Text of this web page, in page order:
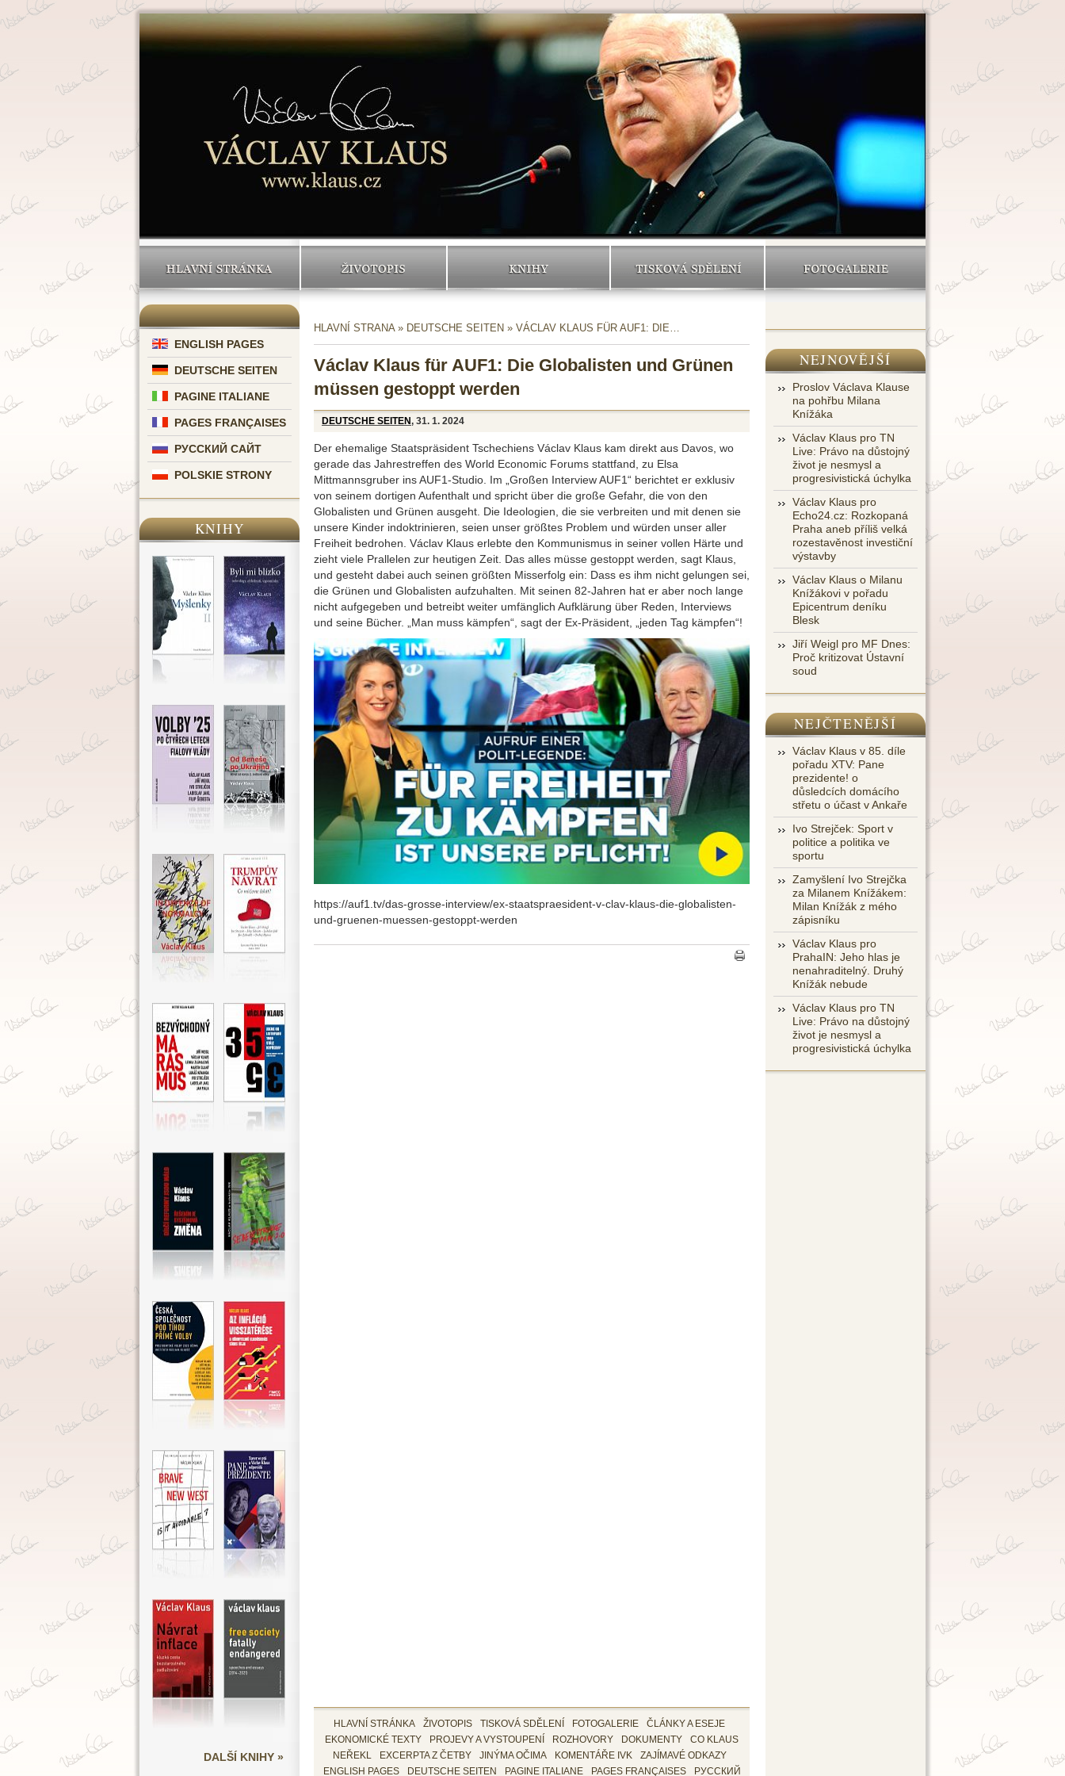
HLAVNÍ STRÁNKA ŽIVOTOPIS KNIHY TISKOVÁ SDĚLENÍ FOTOGALERIE
ENGLISH PAGES
DEUTSCHE SEITEN
PAGINE ITALIANE
PAGES FRANÇAISES
РУССКИЙ САЙТ
POLSKIE STRONY
KNIHY
DALŠÍ KNIHY »
NEJNOVĚJŠÍ
Proslov Václava Klause
na pohřbu Milana
Knížáka
Václav Klaus pro TN
Live: Právo na důstojný
život je nesmysl a
progresivistická úchylka
Václav Klaus pro
Echo24.cz: Rozkopaná
Praha aneb příliš velká
rozestavěnost investiční
výstavby
Václav Klaus o Milanu
Knížákovi v pořadu
Epicentrum deníku
Blesk
Jiří Weigl pro MF Dnes:
Proč kritizovat Ústavní
soud
NEJČTENĚJŠÍ
Václav Klaus v 85. díle
pořadu XTV: Pane
prezidente! o
důsledcích domácího
střetu o účast v Ankaře
Ivo Strejček: Sport v
politice a politika ve
sportu
Zamyšlení Ivo Strejčka
za Milanem Knížákem:
Milan Knížák z mého
zápisníku
Václav Klaus pro
PrahaIN: Jeho hlas je
nenahraditelný. Druhý
Knížák nebude
Václav Klaus pro TN
Live: Právo na důstojný
život je nesmysl a
progresivistická úchylka
HLAVNÍ STRANA» DEUTSCHE SEITEN » VÁCLAV KLAUS FÜR AUF1: DIE…
Václav Klaus für AUF1: Die Globalisten und Grünen
müssen gestoppt werden
DEUTSCHE SEITEN, 31. 1. 2024
Der ehemalige Staatspräsident Tschechiens Václav Klaus kam direkt aus Davos, wo
gerade das Jahrestreffen des World Economic Forums stattfand, zu Elsa
Mittmannsgruber ins AUF1-Studio. Im „Großen Interview AUF1“ berichtet er exklusiv
von seinem dortigen Aufenthalt und spricht über die große Gefahr, die von den
Globalisten und Grünen ausgeht. Die Ideologien, die sie verbreiten und mit denen sie
unsere Kinder indoktrinieren, seien unser größtes Problem und würden unser aller
Freiheit bedrohen. Václav Klaus erlebte den Kommunismus in seiner vollen Härte und
zieht viele Prallelen zur heutigen Zeit. Das alles müsse gestoppt werden, sagt Klaus,
und gesteht dabei auch seinen größten Misserfolg ein: Dass es ihm nicht gelungen sei,
die Grünen und Globalisten aufzuhalten. Mit seinen 82-Jahren hat er aber noch lange
nicht aufgegeben und betreibt weiter umfänglich Aufklärung über Reden, Interviews
und seine Bücher. „Man muss kämpfen“, sagt der Ex-Präsident, „jeden Tag kämpfen“!
https://auf1.tv/das-grosse-interview/ex-staatspraesident-v-clav-klaus-die-globalisten-
und-gruenen-muessen-gestoppt-werden
HLAVNÍ STRÁNKA ŽIVOTOPIS TISKOVÁ SDĚLENÍ FOTOGALERIE
ČLÁNKY A ESEJE
EKONOMICKÉ TEXTY
PROJEVY A VYSTOUPENÍ ROZHOVORY DOKUMENTY
CO KLAUS
NEŘEKL
EXCERPTA Z ČETBY JINÝMA OČIMA KOMENTÁŘE IVK
ZAJÍMAVÉ ODKAZY
ENGLISH PAGES
DEUTSCHE SEITEN PAGINE ITALIANE PAGES FRANÇAISES РУССКИЙ